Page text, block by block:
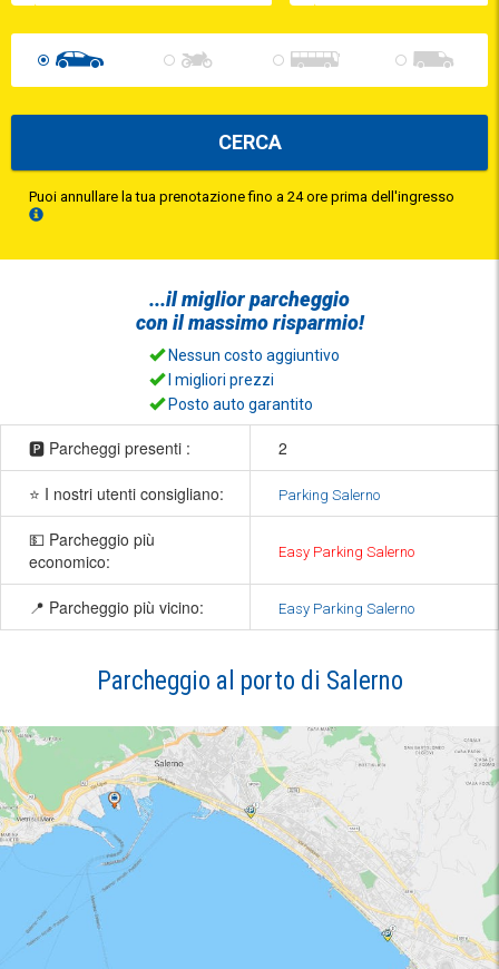
CERCA
Puoi annullare la tua prenotazione fino a 24 ore prima dell'ingresso
...ilmiglior parcheggio
con ilmassimo risparmio!
Nessun costo aggiuntivo
I migliori prezzi
Posto auto garantito
🅿️ Parcheggi presenti : 2
⭐ I nostri utenti consigliano: Parking Salerno
💵 Parcheggio più
economico:
Easy Parking Salerno
📍 Parcheggio più vicino: Easy Parking Salerno
Parcheggio al porto di Salerno